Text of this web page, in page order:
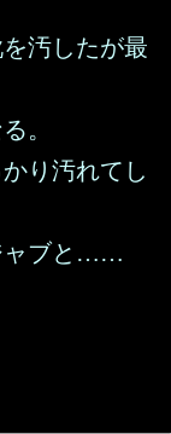
汚したが最
。
り汚れてし
ャブと……